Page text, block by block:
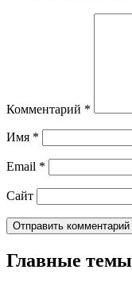
Комментарий *
Имя *
Email *
Сайт
Главные темы